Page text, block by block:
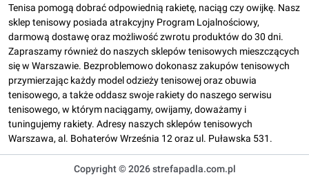
Tenisa pomogą dobrać odpowiednią rakietę, naciąg czy owijkę. Nasz
sklep tenisowy posiada atrakcyjny Program Lojalnościowy,
darmową dostawę oraz możliwość zwrotu produktów do 30 dni.
Zapraszamy również do naszych sklepów tenisowych mieszczących
się w Warszawie. Bezproblemowo dokonasz zakupów tenisowych
przymierzając każdy model odzieży tenisowej oraz obuwia
tenisowego, a także oddasz swoje rakiety do naszego serwisu
tenisowego, w którym naciągamy, owijamy, doważamy i
tuningujemy rakiety. Adresy naszych sklepów tenisowych
Warszawa, al. Bohaterów Września 12 oraz ul. Puławska 531.
Copyright © 2026 strefapadla.com.pl